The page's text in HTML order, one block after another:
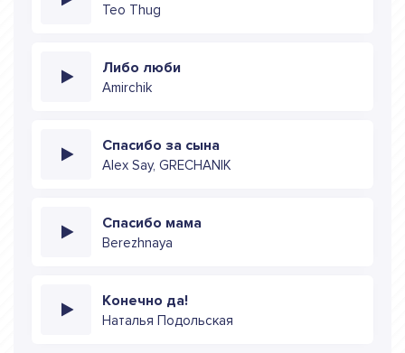
Teo Thug
Либо люби
Amirchik
Спасибо за сына
Alex Say, GRECHANIK
Спасибо мама
Berezhnaya
Конечно да!
Наталья Подольская